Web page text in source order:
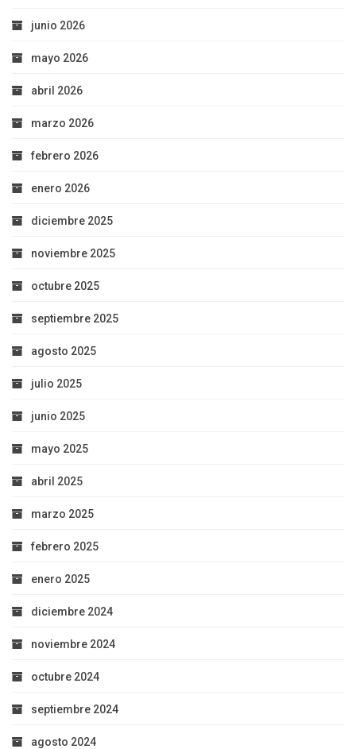
junio 2026
mayo 2026
abril 2026
marzo 2026
febrero 2026
enero 2026
diciembre 2025
noviembre 2025
octubre 2025
septiembre 2025
agosto 2025
julio 2025
junio 2025
mayo 2025
abril 2025
marzo 2025
febrero 2025
enero 2025
diciembre 2024
noviembre 2024
octubre 2024
septiembre 2024
agosto 2024